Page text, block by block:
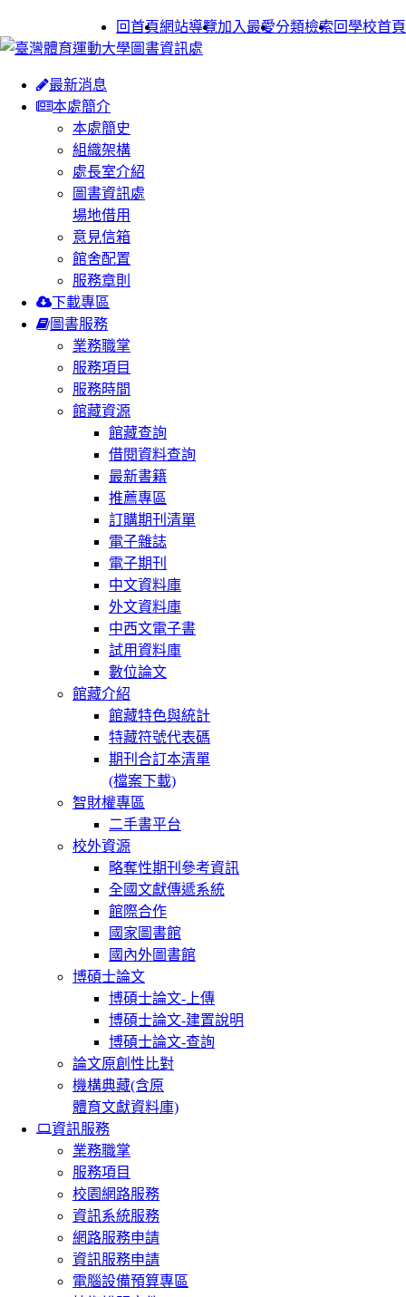
回學校首頁
分類檢索
加入最愛
網站導覽
回首頁
最新消息
本處簡介
本處簡史
組織架構
處長室介紹
圖書資訊處
場地借用
意見信箱
館舍配置
服務章則
下載專區
圖書服務
業務職掌
服務項目
服務時間
館藏資源
館藏查詢
借閱資料查詢
最新書籍
推薦專區
訂購期刊清單
電子雜誌
電子期刊
中文資料庫
外文資料庫
中西文電子書
試用資料庫
數位論文
館藏介紹
館藏特色與統計
特藏符號代表碼
期刊合訂本清單
(檔案下載)
智財權專區
二手書平台
校外資源
略奪性期刊參考資訊
全國文獻傳遞系統
館際合作
國家圖書館
國內外圖書館
博碩士論文
博碩士論文-上傳
博碩士論文-建置說明
博碩士論文-查詢
論文原創性比對
機構典藏(含原
體育文獻資料庫)
資訊服務
業務職掌
服務項目
校園網路服務
資訊系統服務
網路服務申請
資訊服務申請
電腦設備預算專區